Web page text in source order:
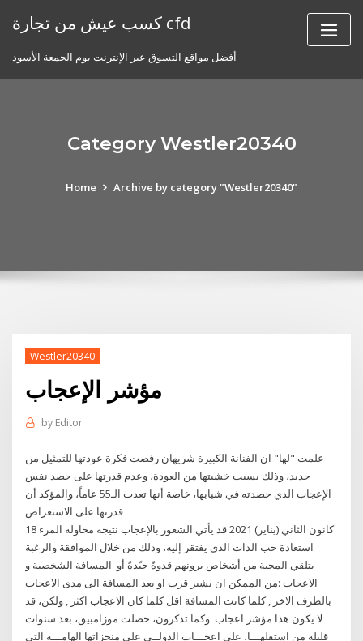
كسب عيش من تجارة cfd
أفضل مواقع التسوق عبر الإنترنت يوم الجمعة الأسود
Category Westler20340
Home Archive by category "Westler20340"
Westler20340
مؤشر الإعجاب
by Editor
علمت "لها" ان الفنانة الكبيرة شريهان رفضت فكرة عودتها للتمثيل من
جديد، وذلك بسبب خشيتها من العودة، وعدم قدرتها على حصد نفس
الإعجاب الذي حصدته في شبابها، خاصة أنها تعدت الـ55 عاماً، والمؤكد أن
قدرتها على الاستعراض
18 كانون الثاني (يناير) 2021 قد يأتي الشعور بالإعجاب نتيجة محاولة المرء
استعادة حب الذات الذي يفتقر إليه، وذلك من خلال الموافقة والرغبة
بتلقي المحبة من أشخاص يرونهم قدوةً جيّدةً أو المسافة الشخصية و
الاعجاب :من الممكن ان يشير قرب او بعد المسافة الى مدى الاعجاب
بالطرف الاخر , كلما كانت المسافة اقل كلما كان الاعجاب اكثر , ولكن، قد
لا يكون هذا مؤشر اعجاب وكما تذكرون، حصلت موزامبيق، بعد سنوات
قليلة من استقلهـــا، على اعجـــاب الدولــي على منجزاتها الهامـــة التي